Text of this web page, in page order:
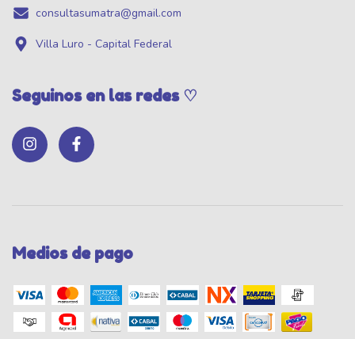
consultasumatra@gmail.com
Villa Luro - Capital Federal
Seguinos en las redes ♡
Medios de pago